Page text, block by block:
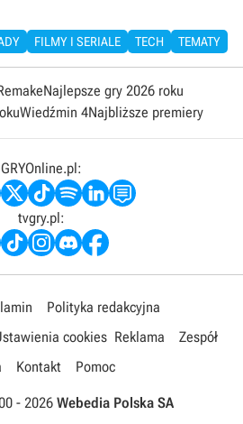
FILMY I SERIALE TECH TEMATY
Najlepsze gry 2026 roku
Wiedźmin 4Najbliższe premiery
GRYOnline.pl:
tvgry.pl:
Polityka redakcyjna
cookies Reklama
Zespół
Kontakt Pomoc
- 2026 Webedia Polska SA